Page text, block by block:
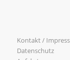
Kontakt /
Datenschutz